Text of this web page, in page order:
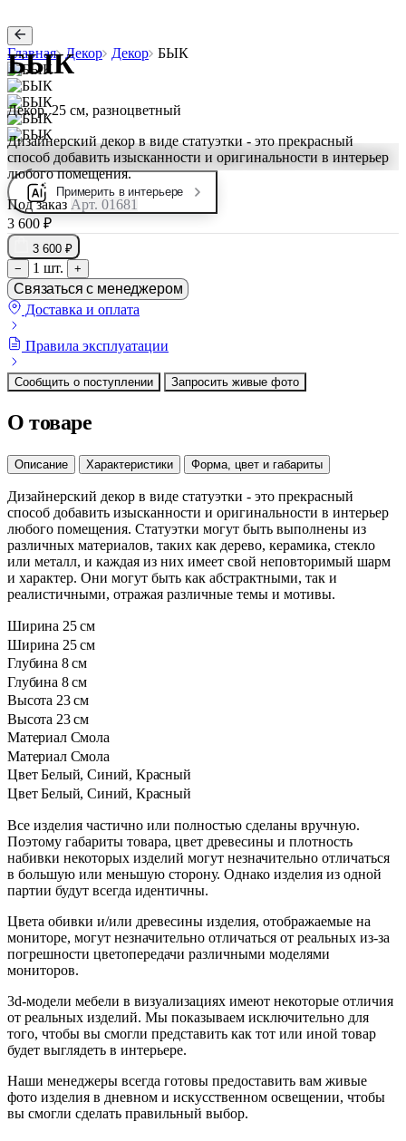
Главная Декор Декор БЫК
Примерить в интерьере
БЫК
Декор, 25 см, разноцветный
Дизайнерский декор в виде статуэтки - это прекрасный
способ добавить изысканности и оригинальности в интерьер
любого помещения.
Под заказ Арт. 01681
3 600 ₽
3 600 ₽
−
1 шт. +
Связаться с менеджером
Доставка и оплата
Правила эксплуатации
Сообщить о поступлении Запросить живые фото
О товаре
Описание Характеристики Форма, цвет и габариты
Дизайнерский декор в виде статуэтки - это прекрасный
способ добавить изысканности и оригинальности в интерьер
любого помещения. Статуэтки могут быть выполнены из
различных материалов, таких как дерево, керамика, стекло
или металл, и каждая из них имеет свой неповторимый шарм
и характер. Они могут быть как абстрактными, так и
реалистичными, отражая различные темы и мотивы.
Ширина 25 см
Ширина 25 см
Глубина 8 см
Глубина 8 см
Высота 23 см
Высота 23 см
Материал Смола
Материал Смола
Цвет Белый, Синий, Красный
Цвет Белый, Синий, Красный
Все изделия частично или полностью сделаны вручную.
Поэтому габариты товара, цвет древесины и плотность
набивки некоторых изделий могут незначительно отличаться
в большую или меньшую сторону. Однако изделия из одной
партии будут всегда идентичны.
Цвета обивки и/или древесины изделия, отображаемые на
мониторе, могут незначительно отличаться от реальных из-за
погрешности цветопередачи различными моделями
мониторов.
3d-модели мебели в визуализациях имеют некоторые отличия
от реальных изделий. Мы показываем исключительно для
того, чтобы вы смогли представить как тот или иной товар
будет выглядеть в интерьере.
Наши менеджеры всегда готовы предоставить вам живые
фото изделия в дневном и искусственном освещении, чтобы
вы смогли сделать правильный выбор.